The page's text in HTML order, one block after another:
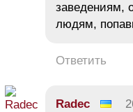
заведениям,
людям,
Ответить
Radec